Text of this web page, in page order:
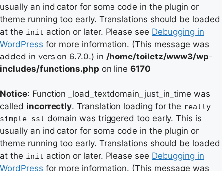
usually an indicator for some code in the plugin or
theme running too early. Translations should be loaded
at the init action or later. Please see Debugging in
WordPress for more information. (This message was
added in version 6.7.0.) in /home/toiletz/www3/wp-
includes/functions.php on line 6170
Notice: Function _load_textdomain_just_in_time was
called incorrectly. Translation loading for the really-
simple-ssl domain was triggered too early. This is
usually an indicator for some code in the plugin or
theme running too early. Translations should be loaded
at the init action or later. Please see Debugging in
WordPress for more information. (This message was